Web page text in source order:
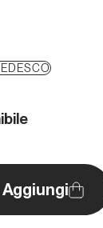
Aggiungi